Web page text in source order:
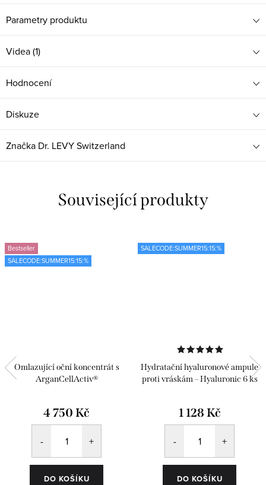
Parametry produktu
Videa (1)
Hodnocení
Diskuze
Značka Dr. LEVY Switzerland
Související produkty
Bestseller
SALECODE:SUMMER15:15:%
Omlazující oční koncentrát s
ArganCellActiv®
4 750 Kč
DO KOŠÍKU
SALECODE:SUMMER15:15:%
Hydratační hyaluronové ampule
proti vráskám – Hyaluronic 6 ks
1 128 Kč
DO KOŠÍKU